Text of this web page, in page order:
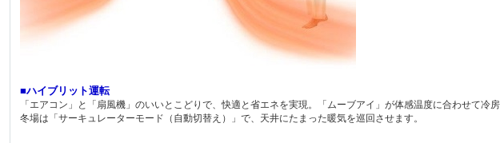
■ハイブリット運転
「エアコン」と「扇風機」のいいとこどりで、快適と省エネを実現。「ムーブアイ」が体感温度に合わせて冷
冬場は「サーキュレーターモード（自動切替え）」で、天井にたまった暖気を巡回させます。